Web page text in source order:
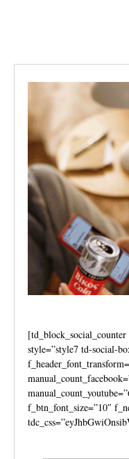
style=”style7 td-social-
f_btn_font_size=”10″